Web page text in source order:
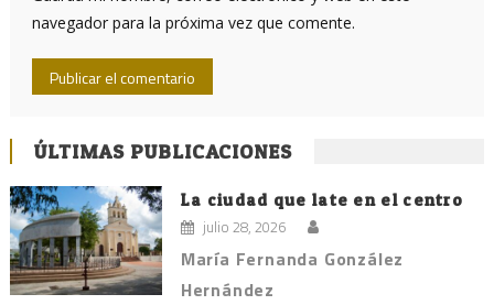
navegador para la próxima vez que comente.
ÚLTIMAS PUBLICACIONES
La ciudad que late en el centro
julio 28, 2026
María Fernanda González
Hernández